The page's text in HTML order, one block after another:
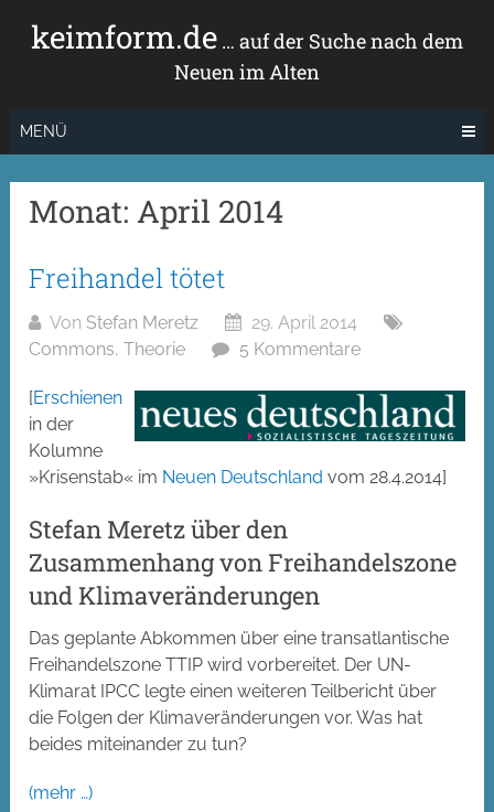
Inhaltkeimform.de… auf der Suche nach dem
Neuen im Alten
MENÜ
Monat: April 2014
Freihandel tötet
Von Stefan Meretz
29. April 2014
Commons,Theorie 5 Kommentare
[Erschienen
in der
Kolumne
»Krisenstab« im Neuen Deutschland vom 28.4.2014]
Stefan Meretz über den
Zusammenhang von Freihandelszone
und Klimaveränderungen
Das geplante Abkommen über eine transatlantische
Freihandelszone TTIP wird vorbereitet. Der UN-
Klimarat IPCC legte einen weiteren Teilbericht über
die Folgen der Klimaveränderungen vor. Was hat
beides miteinander zu tun?
(mehr …)